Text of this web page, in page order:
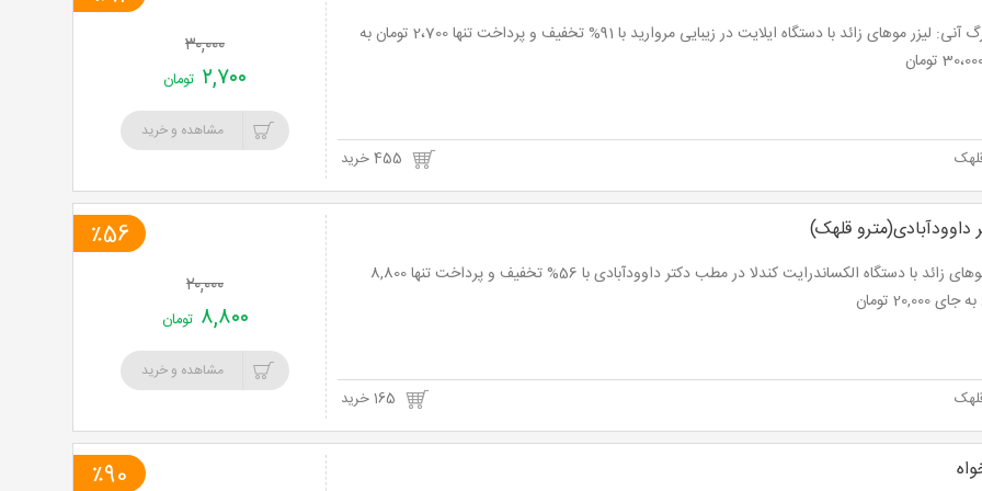
نت برگ آنی: لیزر موهای زائد با دستگاه ایلایت در زیبایی مروارید با 91% تخفیف و پرداخت تنها 2،700 تومان به
۳۰,۰۰۰
۲,۷۰۰ تومان
مشاهده و خرید
قلهک)
لیزر موهای زائد با دستگاه الکساندرایت کندلا در مطب دکتر داوودآبادی با 56% تخفیف و پرداخت تنها 8,800
20,000 تومان
٪56
۲۰,۰۰۰
۸,۸۰۰ تومان
مشاهده و خرید
٪90